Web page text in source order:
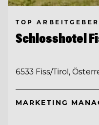
TOP ARBEITGEBER
Schlosshotel
6533 Fiss/Tirol,
MARKETING